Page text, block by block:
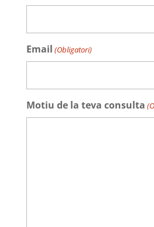
Email (Obligatori)
Motiu de la teva consulta